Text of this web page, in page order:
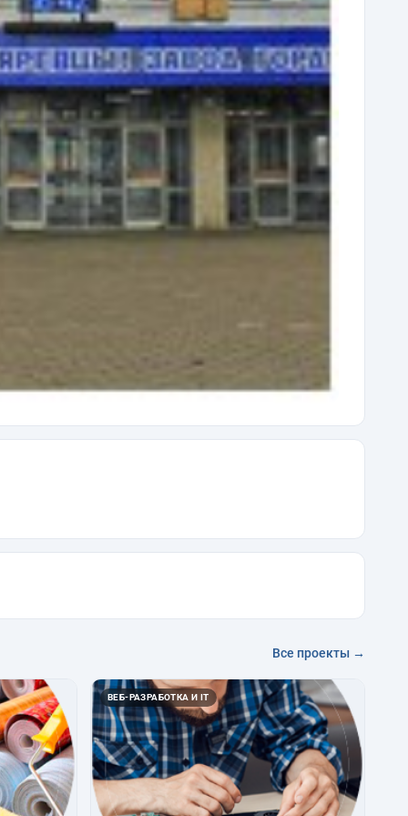
Все проекты →
ВЕБ-РАЗРАБОТКА И IT